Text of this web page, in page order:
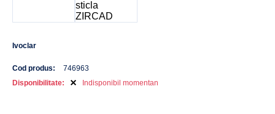
Ivoclar
Cod produs:
746963
Disponibilitate:
Indisponibil momentan